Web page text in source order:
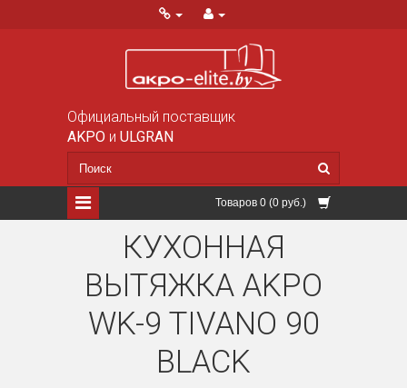
Официальный поставщик
AKPO и ULGRAN
Товаров 0 (0 руб.)
КУХОННАЯ
ВЫТЯЖКА AKPO
WK-9 TIVANO 90
BLACK